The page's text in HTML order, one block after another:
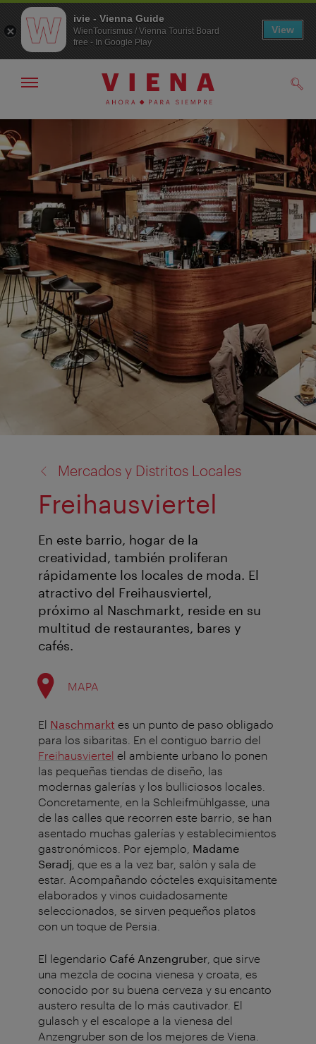
A
la
navegación
Al
contenido
Mostrar/ocultar
Mercados y Distritos Locales
Freihausviertel
En este barrio, hogar de la
creatividad, también proliferan
rápidamente los locales de moda. El
atractivo del Freihausviertel,
próximo al Naschmarkt, reside en su
multitud de restaurantes, bares y
cafés.
MAPA
El Naschmarkt es un punto de paso obligado
para los sibaritas. En el contiguo barrio del
Freihausviertel el ambiente urbano lo ponen
las pequeñas tiendas de diseño, las
modernas galerías y los bulliciosos locales.
Concretamente, en la Schleifmühlgasse, una
de las calles que recorren este barrio, se han
asentado muchas galerías y establecimientos
gastronómicos. Por ejemplo, Madame
Seradj , que es a la vez bar, salón y sala de
estar. Acompañando cócteles exquisitamente
elaborados y vinos cuidadosamente
seleccionados, se sirven pequeños platos
con un toque de Persia.
El legendario Café Anzengruber , que sirve
una mezcla de cocina vienesa y croata, es
conocido por su buena cerveza y su encanto
austero resulta de lo más cautivador. El
gulasch y el escalope a la vienesa del
Anzengruber son de los mejores de Viena.
ivie - Vienna Guide
WienTourismus / Vienna Tourist Board
free - In Google Play
View